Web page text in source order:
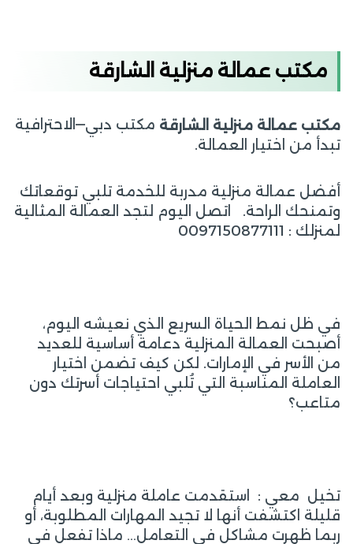
مكتب عمالة منزلية الشارقة
مكتب عمالة منزلية الشارقة مكتب دبي—الاحترافية
تبدأ من اختيار العمالة.
أفضل عمالة منزلية مدربة للخدمة تلبي توقعاتك
وتمنحك الراحة. اتصل اليوم لتجد العمالة المثالية
لمنزلك : 0097150877111
في ظل نمط الحياة السريع الذي نعيشه اليوم،
أصبحت العمالة المنزلية دعامة أساسية للعديد
من الأسر في الإمارات. لكن كيف تضمن اختيار
العاملة المناسبة التي تُلبي احتياجات أسرتك دون
متاعب؟
تخيل معي : استقدمت عاملة منزلية وبعد أيام
قليلة اكتشفت أنها لا تجيد المهارات المطلوبة، أو
ربما ظهرت مشاكل في التعامل… ماذا تفعل في